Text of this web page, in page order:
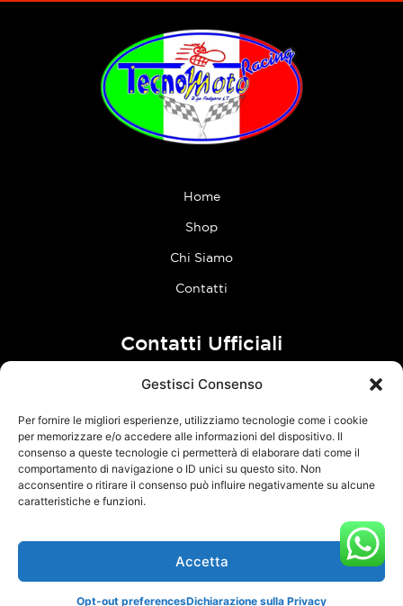
Gestisci Consenso
Per fornire le migliori esperienze, utilizziamo tecnologie come i cookie
per memorizzare e/o accedere alle informazioni del dispositivo. Il
consenso a queste tecnologie ci permetterà di elaborare dati come il
comportamento di navigazione o ID unici su questo sito. Non
acconsentire o ritirare il consenso può influire negativamente su alcune
caratteristiche e funzioni.
Accetta
Opt-out preferencesDichiarazione sulla Privacy
Home
Shop
Chi Siamo
Contatti
Contatti Ufficiali
Follow Us
F
b
o
I
g
TCM Racing s.r.l.s. – Via Acque Alte, snc – 04100 Latina – P.Iva
03126380595 –Privacy Policy–Cookie Policy